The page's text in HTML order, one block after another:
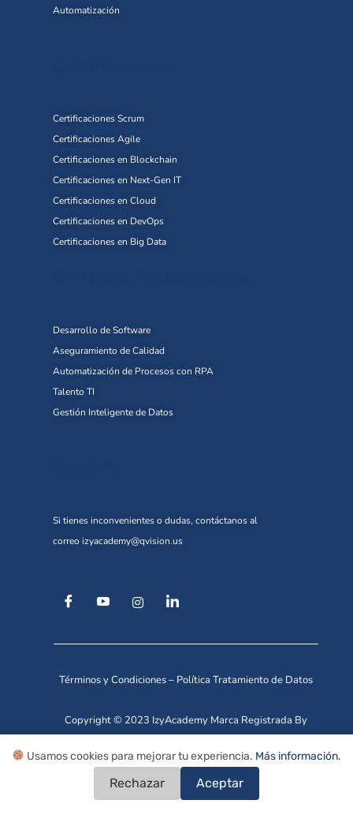
Automatización
Certificaciones Scrum
Certificaciones Agile
Certificaciones en Blockchain
Certificaciones en Next-Gen IT
Certificaciones en Cloud
Certificaciones en DevOps
Certificaciones en Big Data
Desarrollo de Software
Aseguramiento de Calidad
Automatización de Procesos con RPA
Talento TI
Gestión Inteligente de Datos
Si tienes inconvenientes o dudas, contáctanos al
correo izyacademy@qvision.us
Términos y Condiciones– Política Tratamiento de Datos
Copyright © 2023 IzyAcademy Marca Registrada By
Usamos cookies para mejorar tu experiencia. Más información.
Rechazar Aceptar